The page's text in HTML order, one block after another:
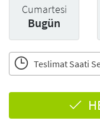
Cumartesi
Bugün
Teslimat Saati